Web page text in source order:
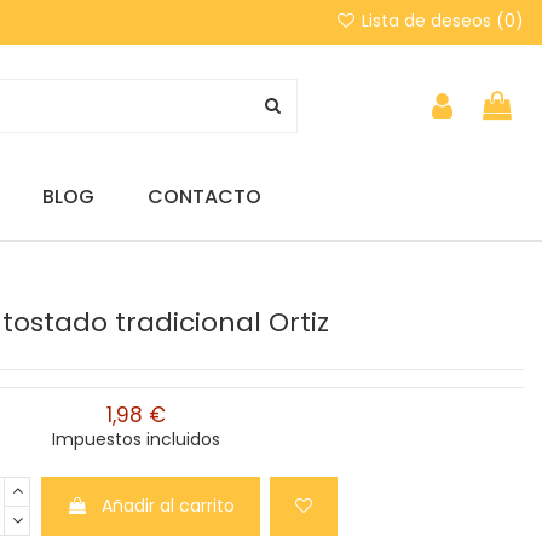
Lista de deseos (0)
BLOG CONTACTO
tradicional Ortiz
1,98 €
Impuestos incluidos
Añadir al carrito